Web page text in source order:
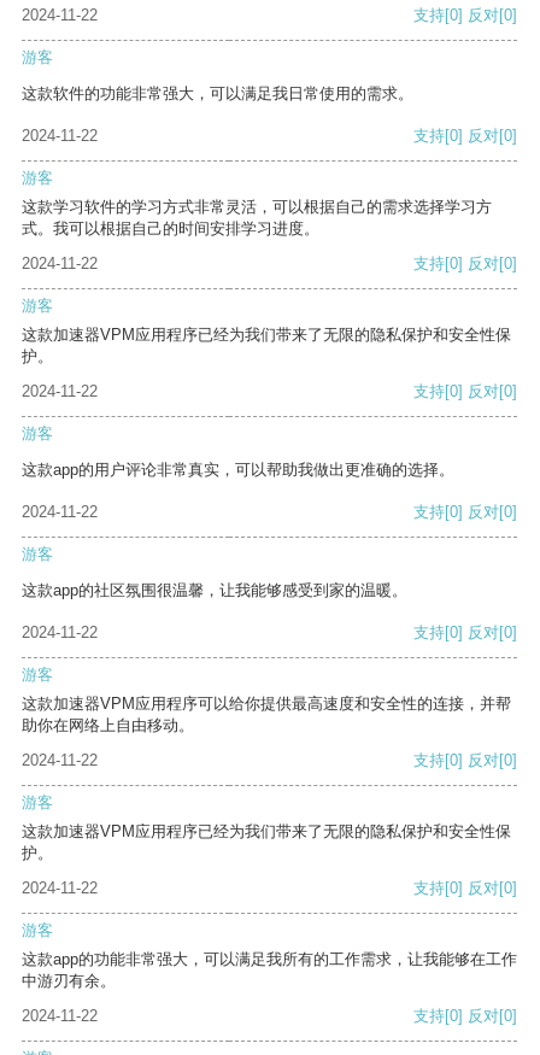
2024-11-22 支持[0] 反对[0]
游客
这款软件的功能非常强大，可以满足我日常使用的需求。
2024-11-22 支持[0] 反对[0]
游客
这款学习软件的学习方式非常灵活，可以根据自己的需求选择学习方
式。我可以根据自己的时间安排学习进度。
2024-11-22
支持[0] 反对[0]
游客
这款加速器VPM应用程序已经为我们带来了无限的隐私保护和安全性保
护。
2024-11-22
支持[0] 反对[0]
游客
这款app的用户评论非常真实，可以帮助我做出更准确的选择。
2024-11-22 支持[0] 反对[0]
游客
这款app的社区氛围很温馨，让我能够感受到家的温暖。
2024-11-22 支持[0] 反对[0]
游客
这款加速器VPM应用程序可以给你提供最高速度和安全性的连接，并帮
助你在网络上自由移动。
2024-11-22
支持[0] 反对[0]
游客
这款加速器VPM应用程序已经为我们带来了无限的隐私保护和安全性保
护。
2024-11-22
支持[0] 反对[0]
游客
这款app的功能非常强大，可以满足我所有的工作需求，让我能够在工作
中游刃有余。
2024-11-22
支持[0] 反对[0]